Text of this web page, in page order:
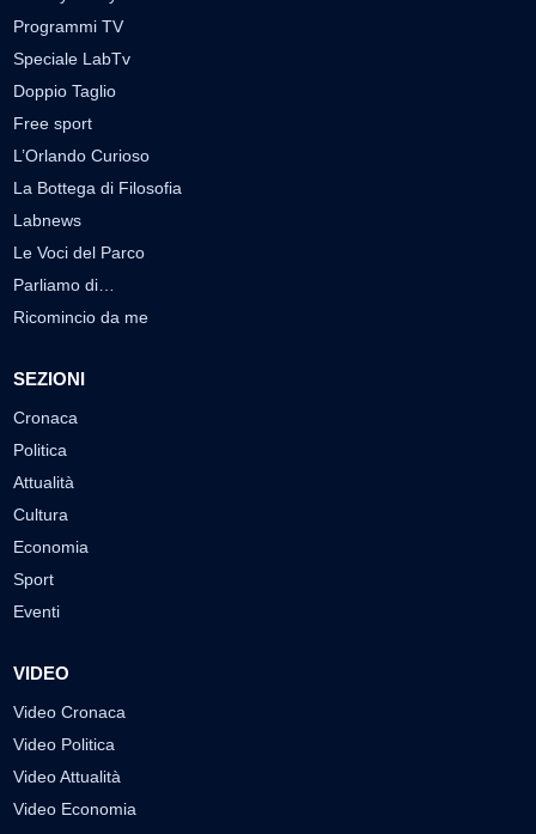
Programmi TV
Speciale LabTv
Doppio Taglio
Free sport
L’Orlando Curioso
La Bottega di Filosofia
Labnews
Le Voci del Parco
Parliamo di…
Ricomincio da me
SEZIONI
Cronaca
Politica
Attualità
Cultura
Economia
Sport
Eventi
VIDEO
Video Cronaca
Video Politica
Video Attualità
Video Economia